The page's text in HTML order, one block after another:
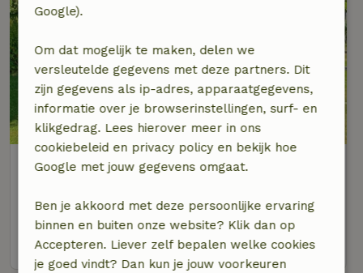
Natuurhuisje in Ramsberg
2 personen
bekijk
Google).
Om dat mogelijk te maken, delen we
versleutelde gegevens met deze partners. Dit
zijn gegevens als ip-adres, apparaatgegevens,
informatie over je browserinstellingen, surf- en
klikgedrag. Lees hierover meer in ons
cookiebeleid en privacy policy en bekijk hoe
Google met jouw gegevens omgaat.
Ben je akkoord met deze persoonlijke ervaring
binnen en buiten onze website? Klik dan op
Accepteren. Liever zelf bepalen welke cookies
je goed vindt? Dan kun je jouw voorkeuren